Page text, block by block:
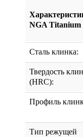
NGA Titanium
Сталь клинка:
Твердость
(HRC):
Профиль
Тип режущей